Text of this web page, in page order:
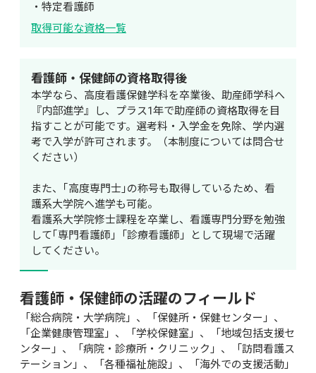
・特定看護師
取得可能な資格一覧
看護師・保健師の資格取得後
本学なら、高度看護保健学科を卒業後、助産師学科へ
『内部進学』し、プラス1年で助産師の資格取得を目
指すことが可能です。選考料・入学金を免除、学内選
考で入学が許可されます。（本制度については問合せ
ください）
また、｢高度専門士｣の称号も取得しているため、看
護系大学院へ進学も可能。
看護系大学院修士課程を卒業し、看護専門分野を勉強
して｢専門看護師｣「診療看護師」として現場で活躍
してください。
看護師・保健師の活躍のフィールド
「総合病院・大学病院」、「保健所・保健センター」、
「企業健康管理室」、「学校保健室」、「地域包括支援セ
ンター」、「病院・診療所・クリニック」、「訪問看護ス
テーション」、「各種福祉施設」、「海外での支援活動」